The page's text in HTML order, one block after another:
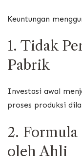
Keuntungan
1. Tidak
Pabrik
Investasi awal
proses produksi
2. Formula
oleh Ahli